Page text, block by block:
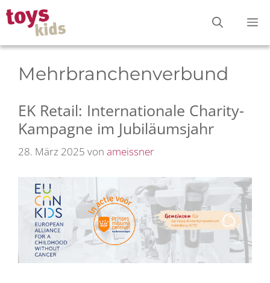
Zum
Inhalt
springen
Mehrbranchenverbund
EK Retail: Internationale Charity-
Kampagne im Jubiläumsjahr
28. März 2025 von ameissner